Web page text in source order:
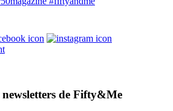
de Fifty&Me